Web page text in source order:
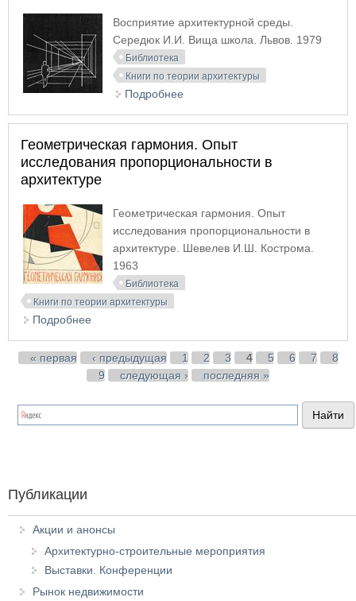
Восприятие архитектурной среды.
Середюк И.И. Вища школа. Львов. 1979
Библиотека
Книги по теории архитектуры
Подробнее
Геометрическая гармония. Опыт
исследования пропорциональности в
архитектуре
Геометрическая гармония. Опыт
исследования пропорциональности в
архитектуре. Шевелев И.Ш. Кострома.
1963
Библиотека
Книги по теории архитектуры
Подробнее
Страницы
« первая ‹ предыдущая 1 2 3 4 5 6 7
8
9
следующая › последняя »
Публикации
Акции и анонсы
Архитектурно-строительные мероприятия
Выставки. Конференции
Рынок недвижимости